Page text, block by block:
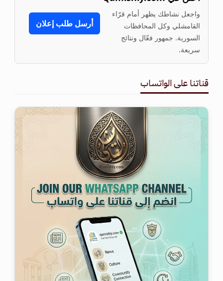
واجعل نشاطك يظهر أمام قرّاء
القامشلي وكل المحافظات
السورية. جمهور فعّال ونتائج
سريعة.
أرسل طلب إعلان
قناتنا على الواتساب